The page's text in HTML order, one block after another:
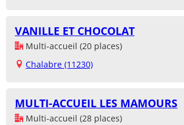
VANILLE ET CHOCOLAT
Multi-accueil (20 places)
Chalabre (11230)
MULTI-ACCUEIL LES MAMOURS
Multi-accueil (28 places)